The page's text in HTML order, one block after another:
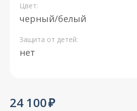
Цвет:
черный/белый
Защита от детей:
нет
24 100